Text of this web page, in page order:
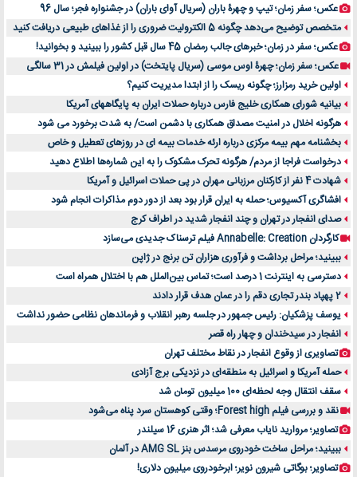
عکس؛ سفر زمان؛ تیپ و چهرۀ باران (سریال آوای باران) در جشنواره فجر؛ سال 96
متخصص توضیح می‌دهد چگونه 5 الکترولیت ضروری را از غذاهای طبیعی دریافت کنید
عکس؛ سفر در زمان؛ خبرهای جالب رمضان 45 سال قبل کشور را ببینید و بخوانید!
عکس؛ سفر زمان؛ چهرۀ اوس موسی (سریال پایتخت) در اولین فیلمش در 31 سالگی
اولین خرید رمزارز؛ چگونه ریسک را از ابتدا مدیریت کنیم؟
بیانیه شورای همکاری خلیج فارس درباره حملات ایران به پایگاههای آمریکا
هرگونه اخلال در امنیت مصداق همکاری با دشمن است/ به شدت برخورد می شود
بخشنامه مهم بیمه مرکزی درباره ارئه خدمات بیمه ای در روزهای تعطیل و خاص
درخواست فراجا از مردم/ هرگونه تحرک مشکوک را به این شماره‌ها اطلاع دهید
شهادت 4 نفر از کارکنان مرزبانی مهران در پی حملات اسرائیل و آمریکا
افشاگری آکسیوس؛ حمله به ایران قرار بود بعد از دور دوم مذاکرات انجام شود
صدای انفجار در تهران و چند انفجار شدید در اطراف کرج
کارگردان Annabelle: Creation فیلم ترسناک جدیدی می‌سازد
ببینید؛ مراحل برداشت و فرآوری هزاران تن برنج در ژاپن
دسترسی به اینترنت 1 درصد است؛ تماس بین‌الملل هم با اختلال همراه است
2 پهپاد بندر تجاری دقم را در عمان هدف قرار دادند
یوسف پزشکیان: رئیس جمهور در جلسه رهبر انقلاب و فرماندهان نظامی حضور نداشت
انفجار در سیدخندان و چهار راه قصر
تصاویری از وقوع انفجار در نقاط مختلف تهران
حمله آمریکا و اسرائیل به منطقه‌ای در نزدیکی برج آزادی
سقف انتقال وجه لحظه‌ای 100 میلیون تومان شد
نقد و بررسی فیلم Forest high؛ وقتی کوهستان سرد پناه می‌شود
تصاویر؛ مروارید نایاب معرفی شد؛ اثر هنری 16 سیلندر
ببینید؛ مراحل ساخت خودروی مرسدس بنز AMG SL در آلمان
تصاویر؛ بوگاتی شیرون نویر؛ ابرخودروی میلیون دلاری!